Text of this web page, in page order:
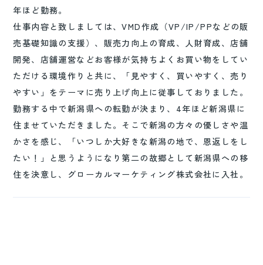
年ほど勤務。
仕事内容と致しましては、VMD作成（VP/IP/PPなどの販
売基礎知識の支援）、販売力向上の育成、人財育成、店舗
開発、店舗運営などお客様が気持ちよくお買い物をしてい
ただける環境作りと共に、「見やすく、買いやすく、売り
やすい」をテーマに売り上げ向上に従事しておりました。
勤務する中で新潟県への転勤が決まり、4年ほど新潟県に
住ませていただきました。そこで新潟の方々の優しさや温
かさを感じ、「いつしか大好きな新潟の地で、恩返しをし
たい！」と思うようになり第二の故郷として新潟県への移
住を決意し、グローカルマーケティング株式会社に入社。